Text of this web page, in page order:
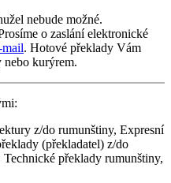
nebude možné.
o zaslání elektronické
mail. Hotové překlady Vám
kurýrem.
z/do rumunštiny, Expresní
(překladatel) z/do
překlady rumunštiny,